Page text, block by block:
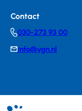
Contact
Telephonenumber
030-273 93 00
E-info@vgn.nl